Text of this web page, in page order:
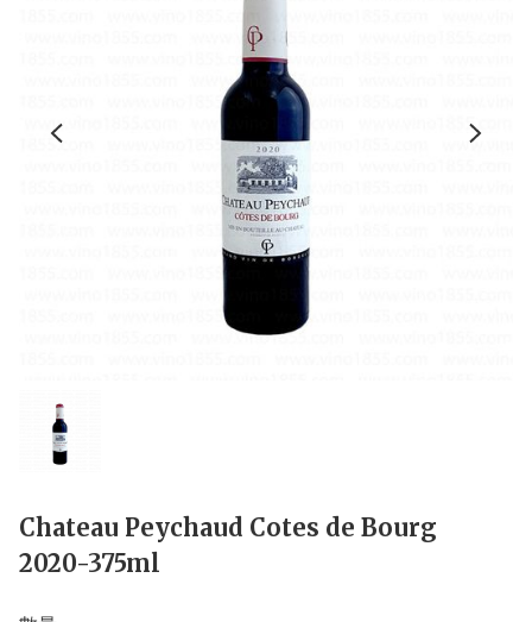
Chateau Peychaud Cotes de Bourg
2020-375ml